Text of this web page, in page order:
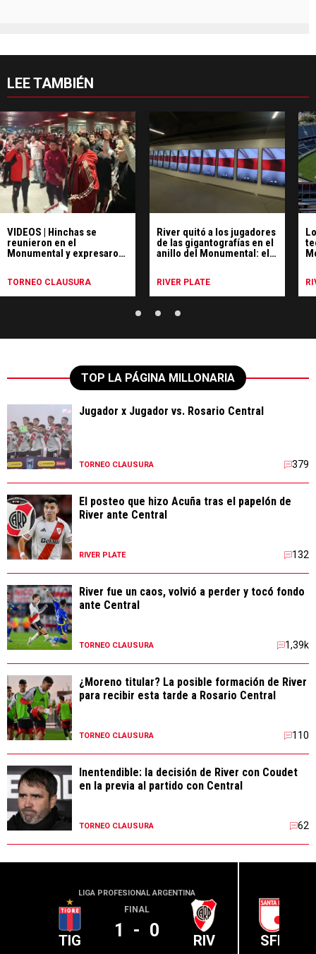
LEE TAMBIÉN
VIDEOS | Hinchas se
reunieron en el
Monumental y expresaron
TORNEO CLAUSURA
River quitó a los jugadores
de las gigantografías en el
anillo del Monumental: el
RIVER PLATE
TOP LA PÁGINA MILLONARIA
Jugador x Jugador vs. Rosario Central
TORNEO CLAUSURA 379
El posteo que hizo Acuña tras el papelón de
River ante Central
RIVER PLATE 132
River fue un caos, volvió a perder y tocó fondo
ante Central
TORNEO CLAUSURA 1,39k
¿Moreno titular? La posible formación de River
para recibir esta tarde a Rosario Central
TORNEO CLAUSURA 110
Inentendible: la decisión de River con Coudet
en la previa al partido con Central
TORNEO CLAUSURA 62
LIGA PROFESIONAL ARGENTINA
TIG
FINAL
1 - 0 RIV SFE